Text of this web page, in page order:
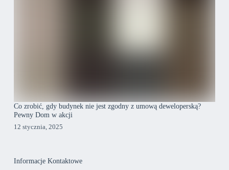
Co zrobić, gdy budynek nie jest zgodny z umową deweloperską?
Pewny Dom w akcji
12 stycznia, 2025
Informacje Kontaktowe